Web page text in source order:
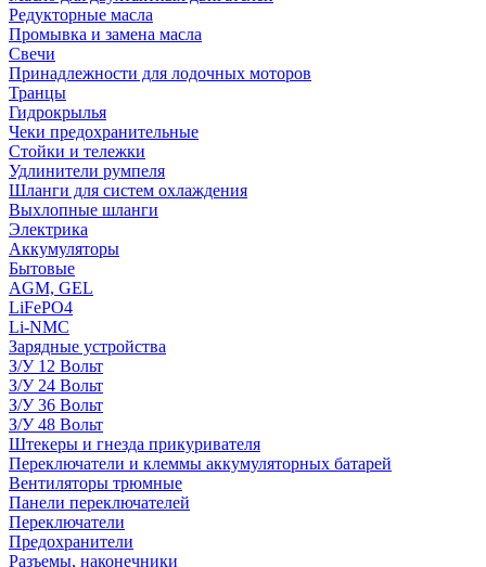
Редукторные масла
Промывка и замена масла
Свечи
Принадлежности для лодочных моторов
Транцы
Гидрокрылья
Чеки предохранительные
Стойки и тележки
Удлинители румпеля
Шланги для систем охлаждения
Выхлопные шланги
Электрика
Аккумуляторы
Бытовые
AGM, GEL
LiFePO4
Li-NMC
Зарядные устройства
З/У 12 Вольт
З/У 24 Вольт
З/У 36 Вольт
З/У 48 Вольт
Штекеры и гнезда прикуривателя
Переключатели и клеммы аккумуляторных батарей
Вентиляторы трюмные
Панели переключателей
Переключатели
Предохранители
Разъемы, наконечники